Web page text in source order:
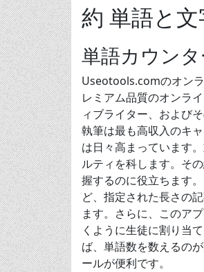
約 単語と
単語カウン
Useotools.comのオン
レミアム品質のオンラ
ィブライター、および
執筆は最も高収入のキ
は日々高まっています
ルティを科します。そ
握するのに役立ちます
ど、指定された長さの
ます。さらに、このア
くように生徒に割り当
ば、単語数を数えるの
ールが便利です。